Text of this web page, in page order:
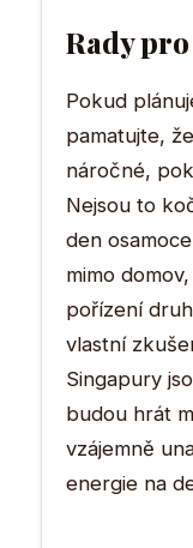
Rady
Pokud
pamatujte,
náročné,
Nejsou to
den
mimo
pořízení
vlastní
Singapury
budou hrát
vzájemně
energie na